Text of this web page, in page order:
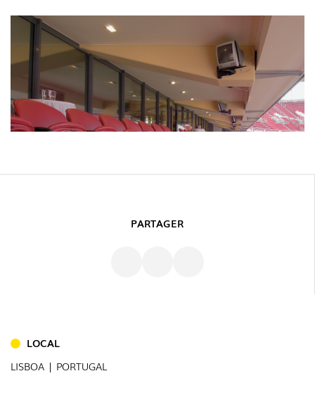
INTÉRIEUR
EXTÉRIEUR
PARTAGER
LOCAL
LISBOA | PORTUGAL